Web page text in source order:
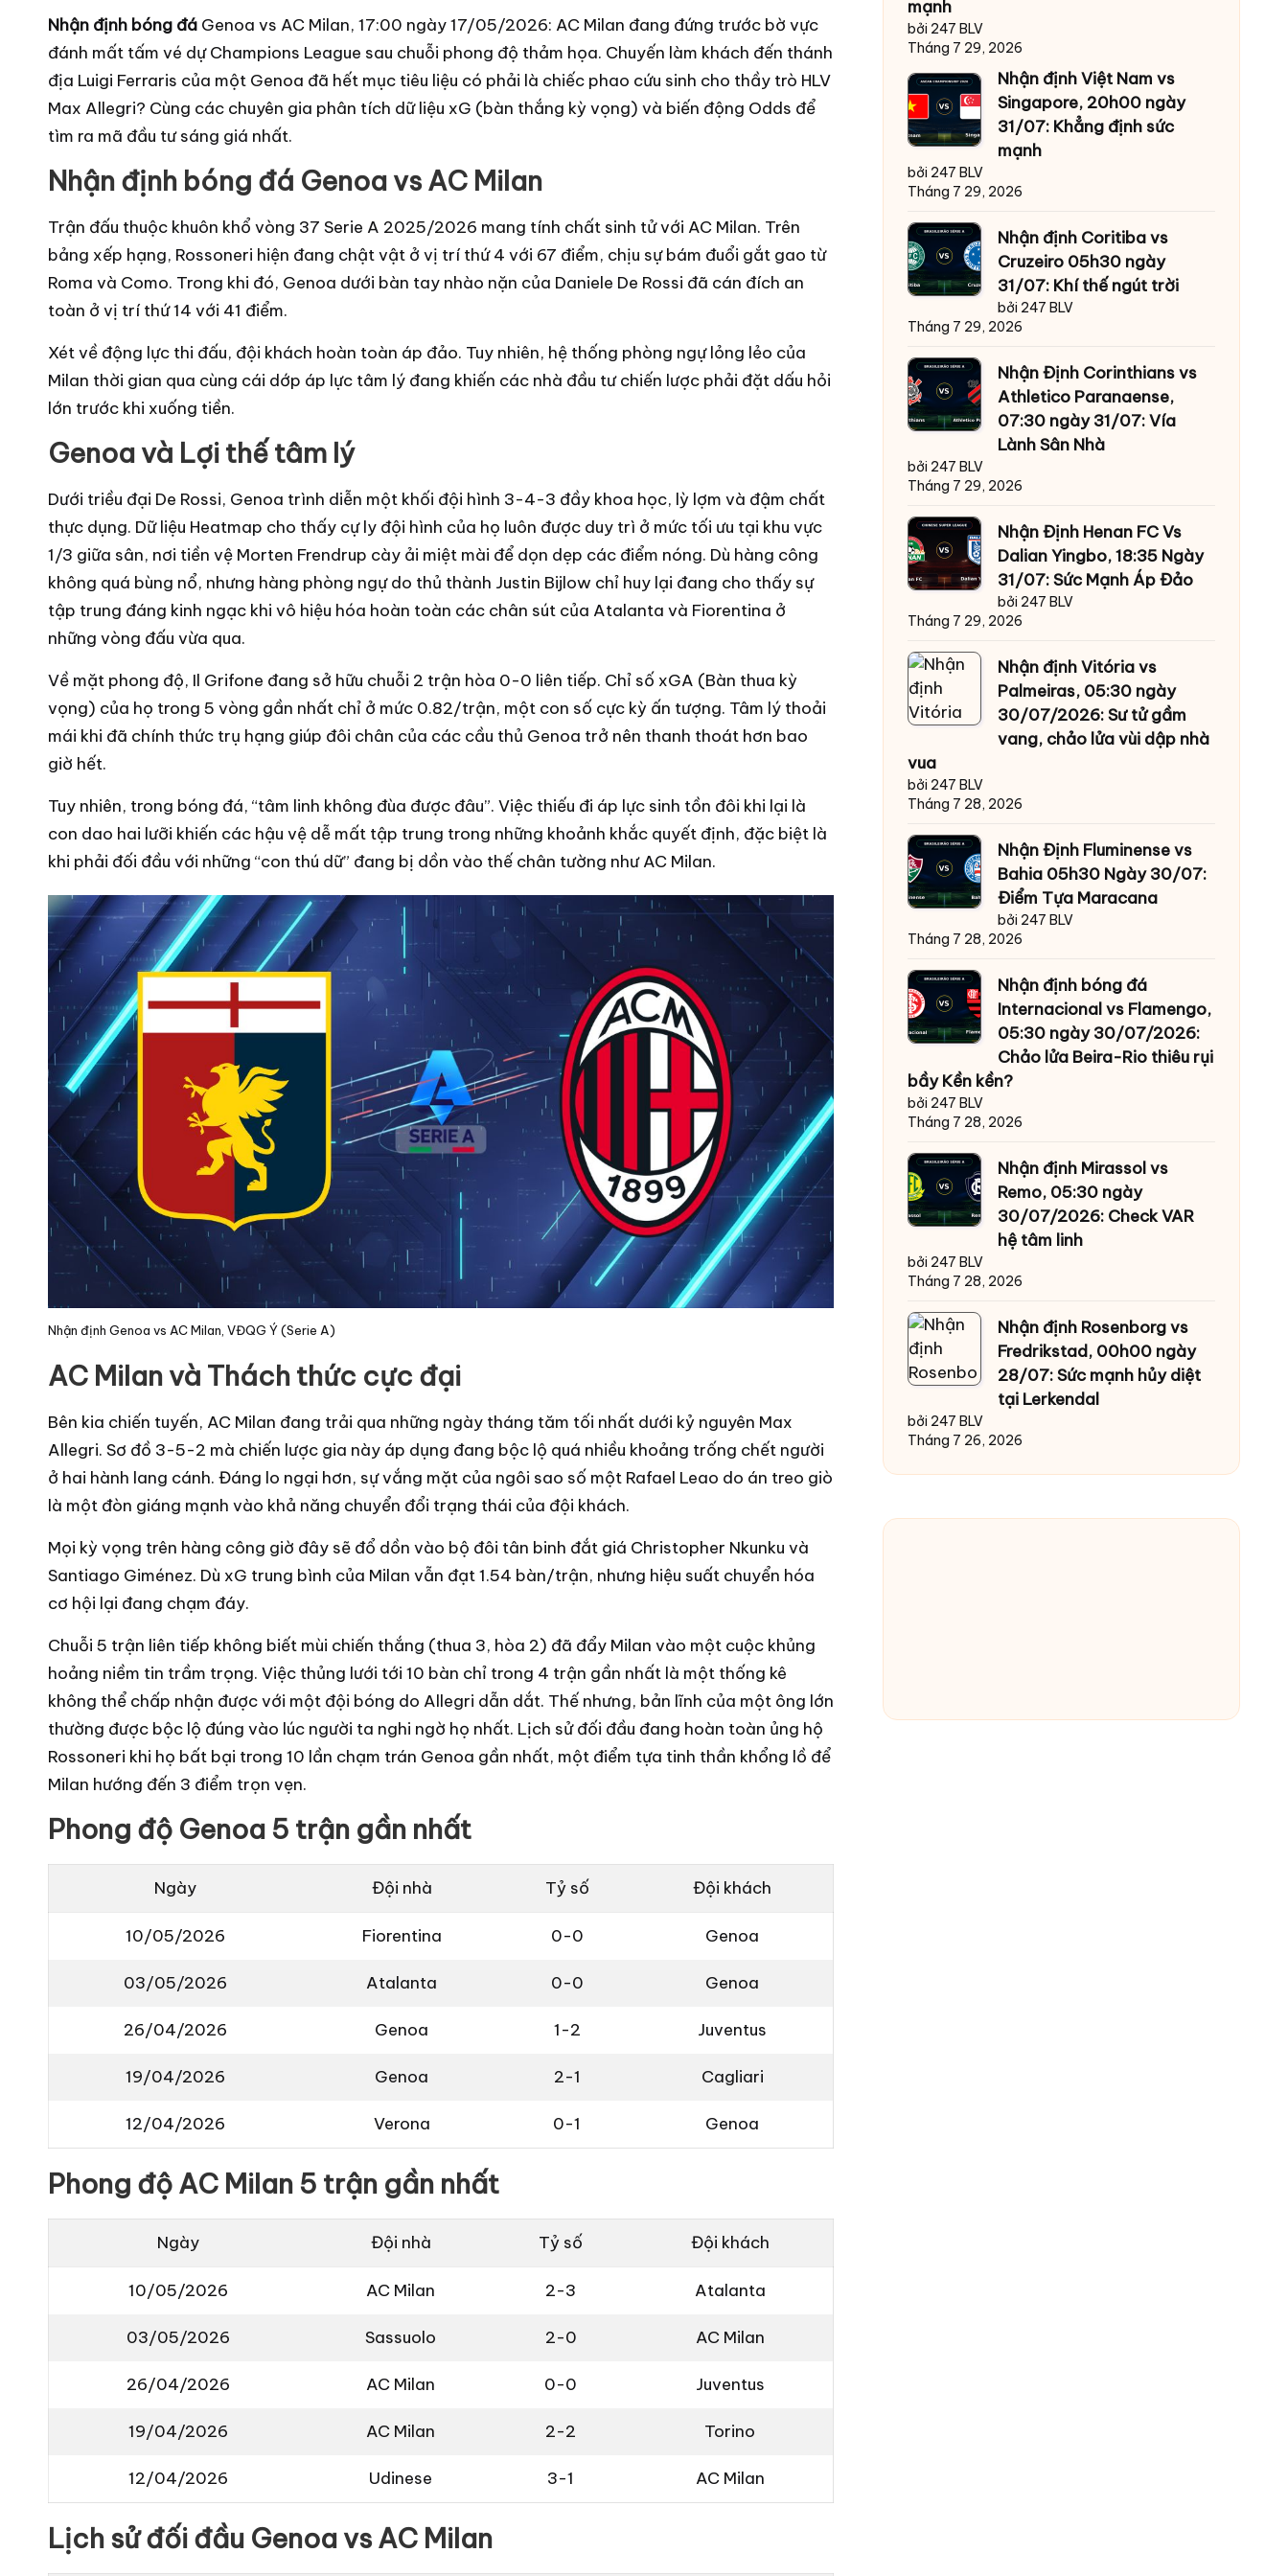
n
g
đ
á
,
lị
c
h
t
hi
đ
ấ
u
b
n
g
đ
á
m
ớ
i
n
h
ấ
t
Nhận định bóng đá Genoa vs AC Milan, 17:00 ngày 17/05/2026: AC Milan đang đứng trước bờ vực
đánh mất tấm vé dự Champions League sau chuỗi phong độ thảm họa. Chuyến làm khách đến thánh
địa Luigi Ferraris của một Genoa đã hết mục tiêu liệu có phải là chiếc phao cứu sinh cho thầy trò HLV
Max Allegri? Cùng các chuyên gia phân tích dữ liệu xG (bàn thắng kỳ vọng) và biến động Odds để
tìm ra mã đầu tư sáng giá nhất.
Nhận định bóng đá Genoa vs AC Milan
Trận đấu thuộc khuôn khổ vòng 37 Serie A 2025/2026 mang tính chất sinh tử với AC Milan. Trên
bảng xếp hạng, Rossoneri hiện đang chật vật ở vị trí thứ 4 với 67 điểm, chịu sự bám đuổi gắt gao từ
Roma và Como. Trong khi đó, Genoa dưới bàn tay nhào nặn của Daniele De Rossi đã cán đích an
toàn ở vị trí thứ 14 với 41 điểm.
Xét về động lực thi đấu, đội khách hoàn toàn áp đảo. Tuy nhiên, hệ thống phòng ngự lỏng lẻo của
Milan thời gian qua cùng cái dớp áp lực tâm lý đang khiến các nhà đầu tư chiến lược phải đặt dấu hỏi
lớn trước khi xuống tiền.
Genoa và Lợi thế tâm lý
Dưới triều đại De Rossi, Genoa trình diễn một khối đội hình 3-4-3 đầy khoa học, lỳ lợm và đậm chất
thực dụng. Dữ liệu Heatmap cho thấy cự ly đội hình của họ luôn được duy trì ở mức tối ưu tại khu vực
1/3 giữa sân, nơi tiền vệ Morten Frendrup cày ải miệt mài để dọn dẹp các điểm nóng. Dù hàng công
không quá bùng nổ, nhưng hàng phòng ngự do thủ thành Justin Bijlow chỉ huy lại đang cho thấy sự
tập trung đáng kinh ngạc khi vô hiệu hóa hoàn toàn các chân sút của Atalanta và Fiorentina ở
những vòng đấu vừa qua.
Về mặt phong độ, Il Grifone đang sở hữu chuỗi 2 trận hòa 0-0 liên tiếp. Chỉ số xGA (Bàn thua kỳ
vọng) của họ trong 5 vòng gần nhất chỉ ở mức 0.82/trận, một con số cực kỳ ấn tượng. Tâm lý thoải
mái khi đã chính thức trụ hạng giúp đôi chân của các cầu thủ Genoa trở nên thanh thoát hơn bao
giờ hết.
Tuy nhiên, trong bóng đá, “tâm linh không đùa được đâu”. Việc thiếu đi áp lực sinh tồn đôi khi lại là
con dao hai lưỡi khiến các hậu vệ dễ mất tập trung trong những khoảnh khắc quyết định, đặc biệt là
khi phải đối đầu với những “con thú dữ” đang bị dồn vào thế chân tường như AC Milan.
Nhận định Genoa vs AC Milan, VĐQG Ý (Serie A)
AC Milan và Thách thức cực đại
Bên kia chiến tuyến, AC Milan đang trải qua những ngày tháng tăm tối nhất dưới kỷ nguyên Max
Allegri. Sơ đồ 3-5-2 mà chiến lược gia này áp dụng đang bộc lộ quá nhiều khoảng trống chết người
ở hai hành lang cánh. Đáng lo ngại hơn, sự vắng mặt của ngôi sao số một Rafael Leao do án treo giò
là một đòn giáng mạnh vào khả năng chuyển đổi trạng thái của đội khách.
Mọi kỳ vọng trên hàng công giờ đây sẽ đổ dồn vào bộ đôi tân binh đắt giá Christopher Nkunku và
Santiago Giménez. Dù xG trung bình của Milan vẫn đạt 1.54 bàn/trận, nhưng hiệu suất chuyển hóa
cơ hội lại đang chạm đáy.
Chuỗi 5 trận liên tiếp không biết mùi chiến thắng (thua 3, hòa 2) đã đẩy Milan vào một cuộc khủng
hoảng niềm tin trầm trọng. Việc thủng lưới tới 10 bàn chỉ trong 4 trận gần nhất là một thống kê
không thể chấp nhận được với một đội bóng do Allegri dẫn dắt. Thế nhưng, bản lĩnh của một ông lớn
thường được bộc lộ đúng vào lúc người ta nghi ngờ họ nhất. Lịch sử đối đầu đang hoàn toàn ủng hộ
Rossoneri khi họ bất bại trong 10 lần chạm trán Genoa gần nhất, một điểm tựa tinh thần khổng lồ để
Milan hướng đến 3 điểm trọn vẹn.
Phong độ Genoa 5 trận gần nhất
Ngày Đội nhà Tỷ số Đội khách
10/05/2026 Fiorentina 0-0 Genoa
03/05/2026 Atalanta 0-0 Genoa
26/04/2026 Genoa 1-2 Juventus
19/04/2026 Genoa 2-1 Cagliari
12/04/2026 Verona 0-1 Genoa
Phong độ AC Milan 5 trận gần nhất
Ngày Đội nhà Tỷ số Đội khách
10/05/2026 AC Milan 2-3 Atalanta
03/05/2026 Sassuolo 2-0 AC Milan
26/04/2026 AC Milan 0-0 Juventus
19/04/2026 AC Milan 2-2 Torino
12/04/2026 Udinese 3-1 AC Milan
Lịch sử đối đầu Genoa vs AC Milan
mạnh
bởi 247 BLV
Tháng 7 29, 2026
Nhận định Việt Nam vs
Singapore, 20h00 ngày
31/07: Khẳng định sức
mạnh
bởi 247 BLV
Tháng 7 29, 2026
Nhận định Coritiba vs
Cruzeiro 05h30 ngày
31/07: Khí thế ngút trời
bởi 247 BLV
Tháng 7 29, 2026
Nhận Định Corinthians vs
Athletico Paranaense,
07:30 ngày 31/07: Vía
Lành Sân Nhà
bởi 247 BLV
Tháng 7 29, 2026
Nhận Định Henan FC Vs
Dalian Yingbo, 18:35 Ngày
31/07: Sức Mạnh Áp Đảo
bởi 247 BLV
Tháng 7 29, 2026
Nhận định Vitória vs
Palmeiras, 05:30 ngày
30/07/2026: Sư tử gầm
vang, chảo lửa vùi dập nhà
vua
bởi 247 BLV
Tháng 7 28, 2026
Nhận Định Fluminense vs
Bahia 05h30 Ngày 30/07:
Điểm Tựa Maracana
bởi 247 BLV
Tháng 7 28, 2026
Nhận định bóng đá
Internacional vs Flamengo,
05:30 ngày 30/07/2026:
Chảo lửa Beira-Rio thiêu rụi
bầy Kền kền?
bởi 247 BLV
Tháng 7 28, 2026
Nhận định Mirassol vs
Remo, 05:30 ngày
30/07/2026: Check VAR
hệ tâm linh
bởi 247 BLV
Tháng 7 28, 2026
Nhận định Rosenborg vs
Fredrikstad, 00h00 ngày
28/07: Sức mạnh hủy diệt
tại Lerkendal
bởi 247 BLV
Tháng 7 26, 2026